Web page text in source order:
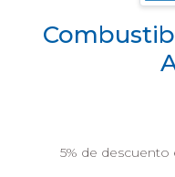
5% de